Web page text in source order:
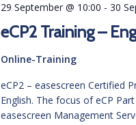
eCP2 Training –
29 September @ 10:00 -30
Online-Training
eCP2 – easescreen Certified
English. The focus of eCP
easescreen Management